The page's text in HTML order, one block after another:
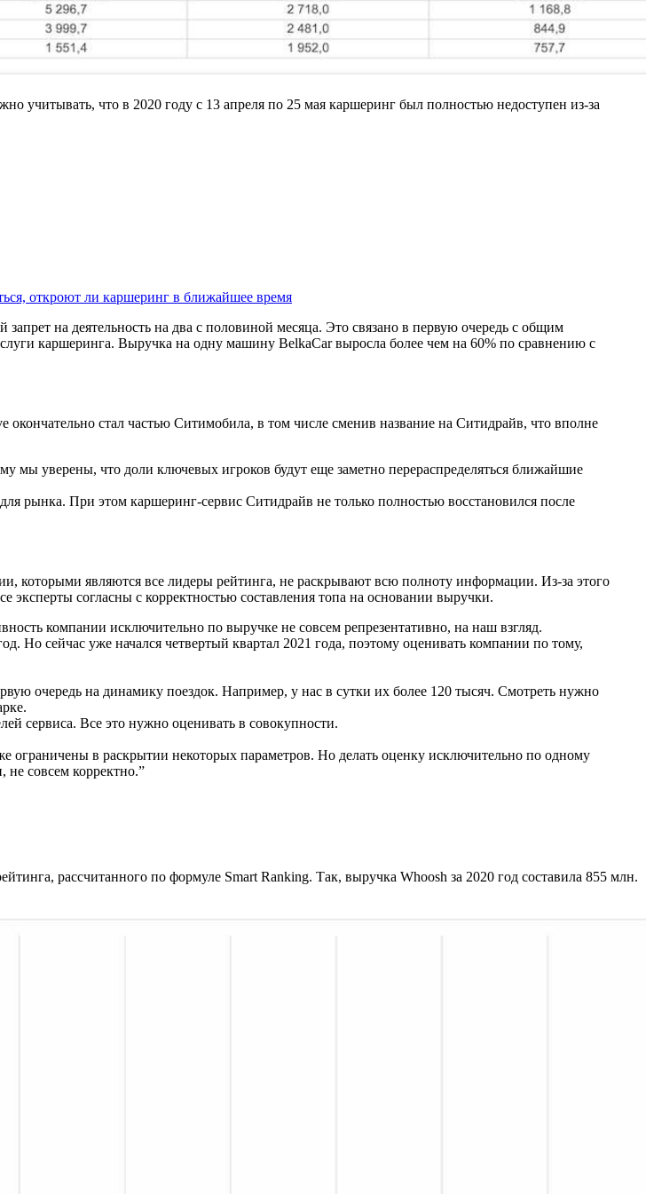
учитывать, что в 2020 году с 13 апреля по 25 мая каршеринг был полностью недоступен из-за
откроют ли каршеринг в ближайшее время
на деятельность на два с половиной месяца. Это связано в первую очередь с общим
каршеринга. Выручка на одну машину BelkaCar выросла более чем на 60% по сравнению с
стал частью Ситимобила, в том числе сменив название на Ситидрайв, что вполне
мы уверены, что доли ключевых игроков будут еще заметно перераспределяться ближайшие
рынка. При этом каршеринг-сервис Ситидрайв не только полностью восстановился после
которыми являются все лидеры рейтинга, не раскрывают всю полноту информации. Из-за этого
эксперты согласны с корректностью составления топа на основании выручки.
компании исключительно по выручке не совсем репрезентативно, на наш взгляд.
Но сейчас уже начался четвертый квартал 2021 года, поэтому оценивать компании по тому,
очередь на динамику поездок. Например, у нас в сутки их более 120 тысяч. Смотреть нужно
сервиса. Все это нужно оценивать в совокупности.
в раскрытии некоторых параметров. Но делать оценку исключительно по одному
не совсем корректно.”
рассчитанного по формуле Smart Ranking. Так, выручка Whoosh за 2020 год составила 855 млн.